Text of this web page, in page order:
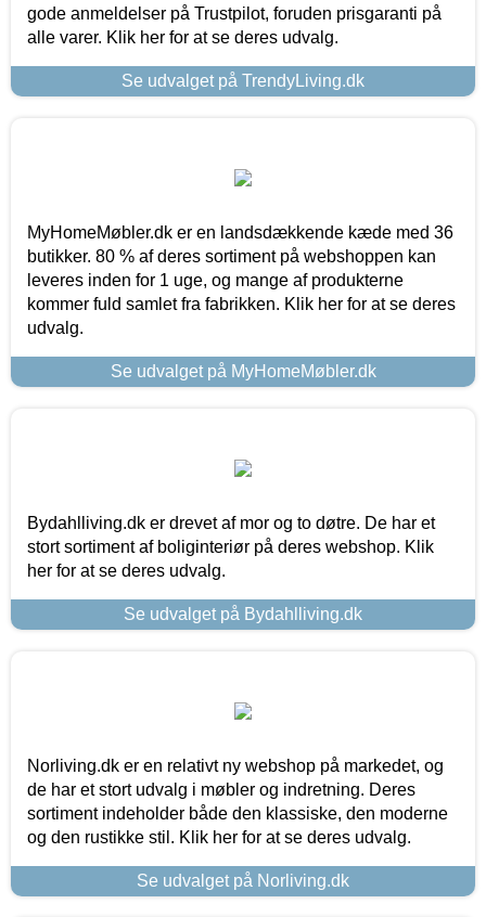
gode anmeldelser på Trustpilot, foruden prisgaranti på
alle varer. Klik her for at se deres udvalg.
Se udvalget på TrendyLiving.dk
MyHomeMøbler.dk er en landsdækkende kæde med 36
butikker. 80 % af deres sortiment på webshoppen kan
leveres inden for 1 uge, og mange af produkterne
kommer fuld samlet fra fabrikken. Klik her for at se deres
udvalg.
Se udvalget på MyHomeMøbler.dk
Bydahlliving.dk er drevet af mor og to døtre. De har et
stort sortiment af boliginteriør på deres webshop. Klik
her for at se deres udvalg.
Se udvalget på Bydahlliving.dk
Norliving.dk er en relativt ny webshop på markedet, og
de har et stort udvalg i møbler og indretning. Deres
sortiment indeholder både den klassiske, den moderne
og den rustikke stil. Klik her for at se deres udvalg.
Se udvalget på Norliving.dk